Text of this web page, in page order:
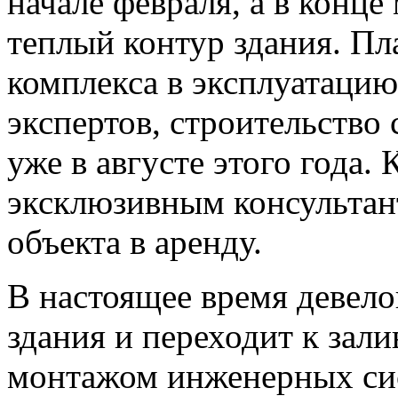
теплый контур здания.
комплекса в
экспертов,
уже в августе этого
эксклюзивным
объекта в аренду.
В настоящее время
здания и переходит к
монтажом инженерных